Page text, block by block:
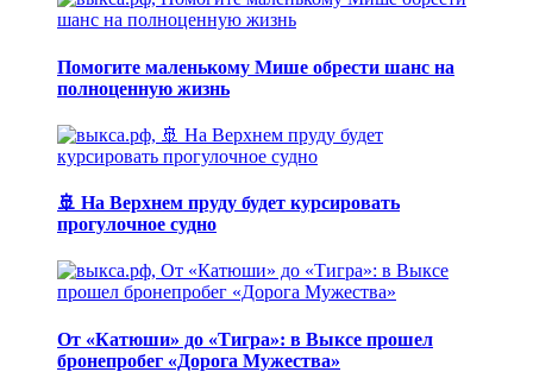
Помогите маленькому Мише обрести шанс на
полноценную жизнь
🚢 На Верхнем пруду будет курсировать
прогулочное судно
От «Катюши» до «Тигра»: в Выксе прошел
бронепробег «Дорога Мужества»